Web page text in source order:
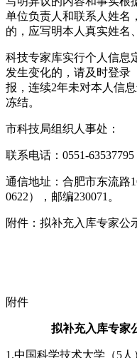
单位负责人和联系人姓名
的，应写明本人真实姓名
科技专家库实行个人信息
发生变化的，请及时登录
报，连续2年未对本人信
冻结。
市科技局组织人事处：
联系电话：0551-63537795
通信地址：合肥市东流路
0622），邮编230071。
附件：拟补充入库专家公
附件
拟补充入库专家
1.中国科学技术大学（5